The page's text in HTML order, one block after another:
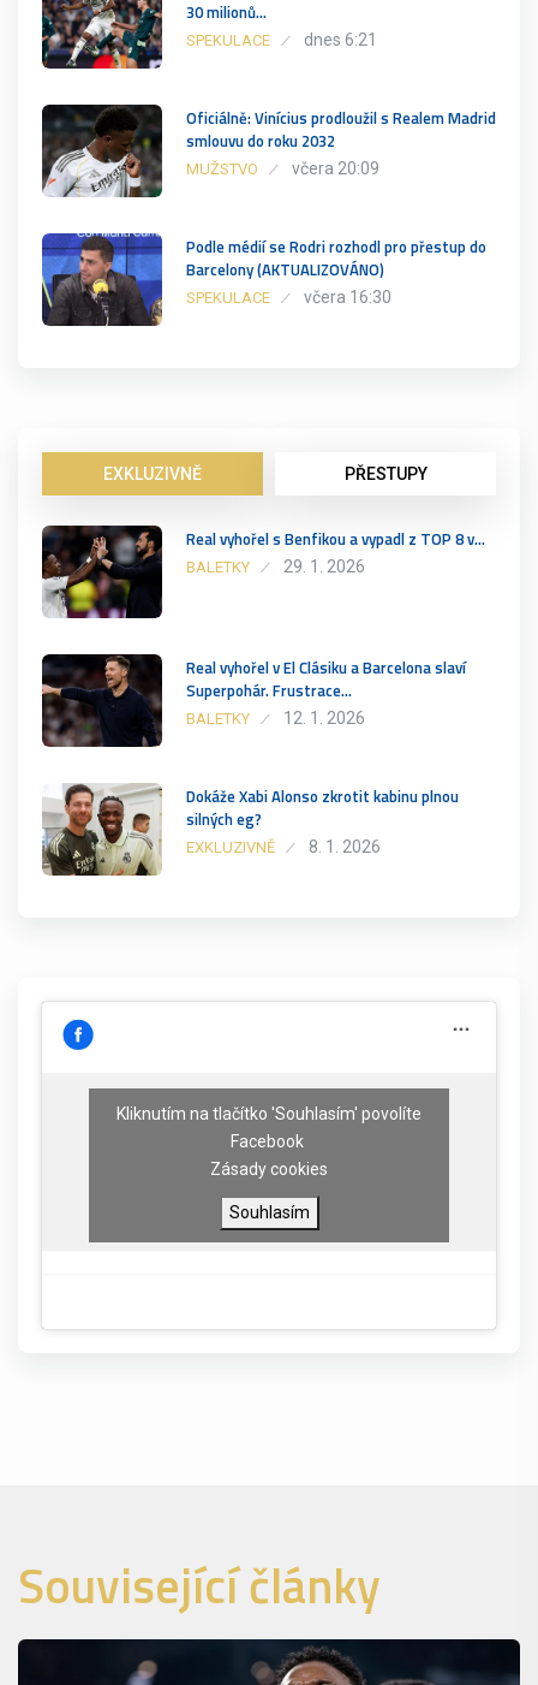
30 milionů…
SPEKULACE dnes 6:21
Oficiálně: Vinícius prodloužil s Realem Madrid
smlouvu do roku 2032
MUŽSTVO včera 20:09
Podle médií se Rodri rozhodl pro přestup do
Barcelony (AKTUALIZOVÁNO)
SPEKULACE včera 16:30
EXKLUZIVNĚ PŘESTUPY
Real vyhořel s Benfikou a vypadl z TOP 8 v…
BALETKY 29. 1. 2026
Real vyhořel v El Clásiku a Barcelona slaví
Superpohár. Frustrace…
BALETKY 12. 1. 2026
Dokáže Xabi Alonso zkrotit kabinu plnou
silných eg?
EXKLUZIVNĚ 8. 1. 2026
Kliknutím na tlačítko 'Souhlasím' povolíte
Facebook
Zásady cookies
Souhlasím
Související články